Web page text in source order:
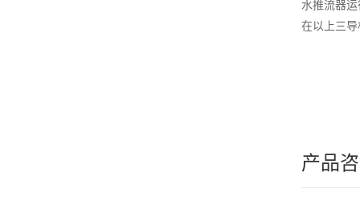
水推流器
在以上三
产品